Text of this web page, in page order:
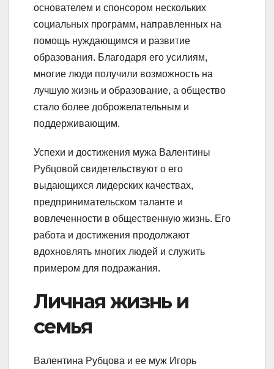
основателем и спонсором нескольких
социальных программ, направленных на
помощь нуждающимся и развитие
образования. Благодаря его усилиям,
многие люди получили возможность на
лучшую жизнь и образование, а общество
стало более доброжелательным и
поддерживающим.
Успехи и достижения мужа Валентины
Рубцовой свидетельствуют о его
выдающихся лидерских качествах,
предпринимательском таланте и
вовлеченности в общественную жизнь. Его
работа и достижения продолжают
вдохновлять многих людей и служить
примером для подражания.
Личная жизнь и
семья
Валентина Рубцова и ее муж Игорь